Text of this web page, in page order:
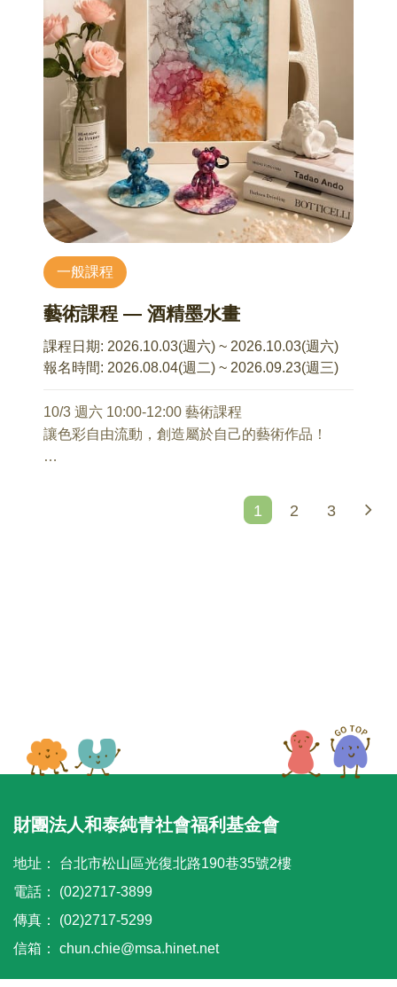
隨著當代婚育觀點改變，愈來愈多人開始反思：
結婚與生育，兩者一定要「綁定」嗎?
為了愛，可以步入婚姻，但，生兒育女似乎卻帶
來更多責任和義務，還有難以迴避的經濟和教養
壓力。
如果不生孩子，還要結婚嗎？又或是，結婚了，
就一定要傳宗接代嗎？
以上這些問題，如果你也正在苦惱中，歡迎來參
加這堂講座，
心理師將從社會心理學、個人生命經驗出發，引
導你深入反思和整理婚育決策。
8/15 14:00-16:00 (本場次與其他場次時段不同)
石麗君 諮商心理師
1、成為父母是人生階段的自然延續？
2、育兒的左腦與右腦
4、孕期及育兒面面觀
5、關關難過關關過
授課講師：張宇傑 諮商心理師
適合對象：家有國小至大學生的家長
課程人數：8人~20人上限 (滿8人開班)
鬆開長期累積的緊繃，並讓神經系統重新安定下
來。
這堂課不需要任何瑜伽經驗，也不用追求完美的
動作。
只需要帶著一份願意，把這段純粹的休息時光留
給自己。
備註：為提升課程的多元性以及學員的吸收，課
程包含實作活動與小組討論。
需準備物品：一張瑜伽墊、四條大浴巾、兩條洗
臉毛巾、一個眼枕(也可用遮光良好的小方巾取代)
【講師介紹】
Chienge YOGA 瑜伽 / 皮拉提斯老師
曾任 | 奇美醫院成癮防治中心 臨床心理師
曾任 | 奇美醫院精神醫學部 臨床心理師
曾任 | 奇美醫院精神醫學部 任務型教學負責人
曾任 | 高醫、中山醫、中正、慈濟實習臨床心理師
一般課程
藝術課程 — 酒精墨水畫
課程日期: 2026.10.03(週六) ~ 2026.10.03(週六)
報名時間: 2026.08.04(週二) ~ 2026.09.23(週三)
10/3 週六 10:00-12:00 藝術課程
讓色彩自由流動，創造屬於自己的藝術作品！
方式，透過色彩在紙張上自然擴散、交融，形成
5.將流動畫藝術延伸至生活小物創作
交織的魅力。
1.A4酒精墨水藝術畫框 1 件
可作為居家擺飾或送禮收藏
1 2 3
財團法人和泰純青社會福利基金會
地址：
台北市松山區光復北路190巷35號2樓
電話：
(02)2717-3899
傳真：
(02)2717-5299
信箱：
chun.chie@msa.hinet.net